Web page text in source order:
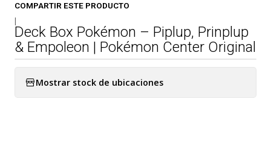
COMPARTIR ESTE PRODUCTO
|
Deck Box Pokémon – Piplup, Prinplup
& Empoleon | Pokémon Center Original
Mostrar stock de ubicaciones